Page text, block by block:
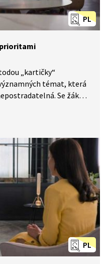
PL
prioritami
„kartičky“
témat, která
Se žáky si
PL